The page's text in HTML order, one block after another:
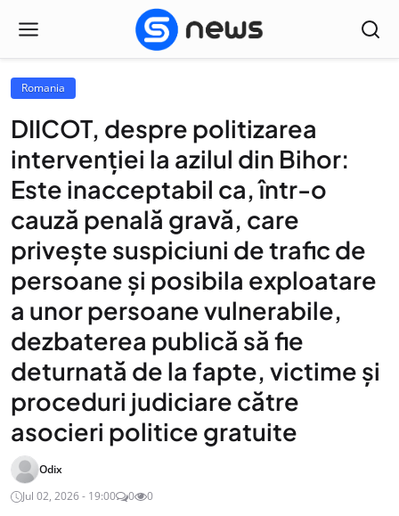
Romania
DIICOT, despre politizarea
intervenției la azilul din Bihor:
Este inacceptabil ca, într-o
cauză penală gravă, care
privește suspiciuni de trafic de
persoane și posibila exploatare
a unor persoane vulnerabile,
dezbaterea publică să fie
deturnată de la fapte, victime și
proceduri judiciare către
asocieri politice gratuite
Odix
Jul 02, 2026 - 19:00
0 0